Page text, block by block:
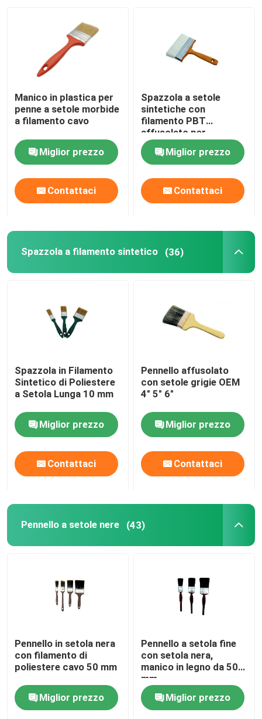
Fatory Tour
Controllo di qualità
Contattaci
notizie
Tutti i casi
Spazzola a filamento sintetico
Pennello a setole bianche
Pennelli del gesso
Rullo per dipingere in microfibra
non borse del tessuto
Manico in plastica per
penne a setole morbide
a filamento cavo
Miglior prezzo
Contattaci
Spazzola a setole
sintetiche con
filamento PBT
affusolato per
dipingere 6 pollici
Miglior prezzo
Contattaci
Spazzola a filamento sintetico (36)
Spazzola in Filamento
Sintetico di Poliestere
a Setola Lunga 10 mm
Miglior prezzo
Contattaci
Pennello affusolato
con setole grigie OEM
4" 5" 6"
Miglior prezzo
Contattaci
Pennello a setole nere (43)
Pennello in setola nera
con filamento di
poliestere cavo 50 mm
Miglior prezzo
Pennello a setola fine
con setola nera,
manico in legno da 50
mm
Miglior prezzo